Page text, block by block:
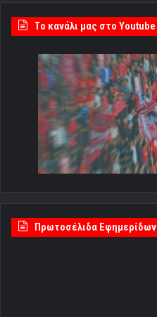
Tο κανάλι μας στο Youtube
Πρωτοσέλιδα Εφημερίδων